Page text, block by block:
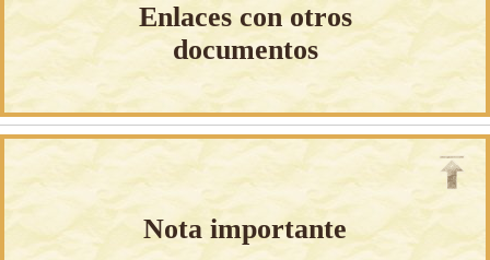
Enlaces con otros
documentos
Nota importante